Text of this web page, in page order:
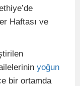
Haftası ve
yoğun
bir ortamda